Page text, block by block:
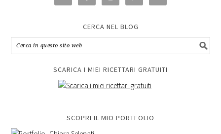
CERCA NEL BLOG
SCARICA I MIEI RICETTARI GRATUITI
SCOPRI IL MIO PORTFOLIO